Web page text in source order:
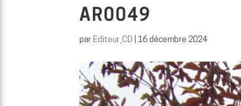
AR0049
par Editeur_CD 16 décembre 2024